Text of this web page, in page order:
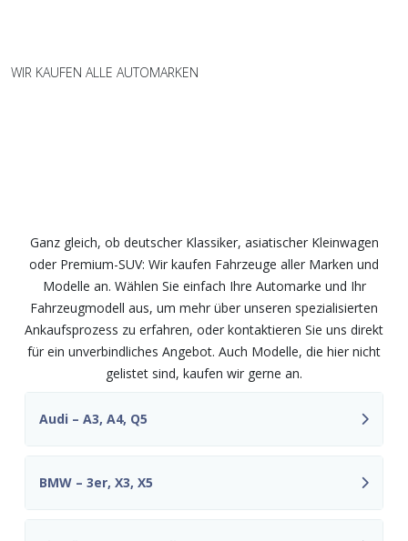
WIR KAUFEN ALLE AUTOMARKEN
Ganz gleich, ob deutscher Klassiker, asiatischer Kleinwagen
oder Premium-SUV: Wir kaufen Fahrzeuge aller Marken und
Modelle an. Wählen Sie einfach Ihre Automarke und Ihr
Fahrzeugmodell aus, um mehr über unseren spezialisierten
Ankaufsprozess zu erfahren, oder kontaktieren Sie uns direkt
für ein unverbindliches Angebot. Auch Modelle, die hier nicht
gelistet sind, kaufen wir gerne an.
Audi – A3, A4, Q5
BMW – 3er, X3, X5